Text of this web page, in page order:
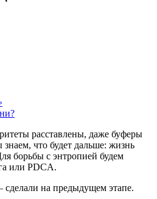
расставлены, даже буферы
что будет дальше: жизнь
борьбы с энтропией будем
или PDCA.
на предыдущем этапе.